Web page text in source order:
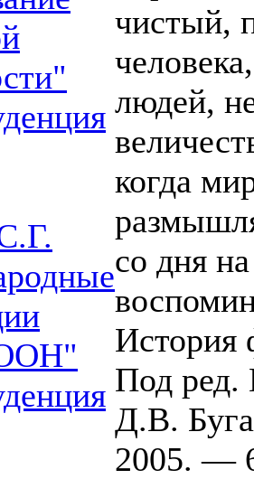
чистый,
людей,
когда
со дня
История
Под ред.
Д.В.
2005. —